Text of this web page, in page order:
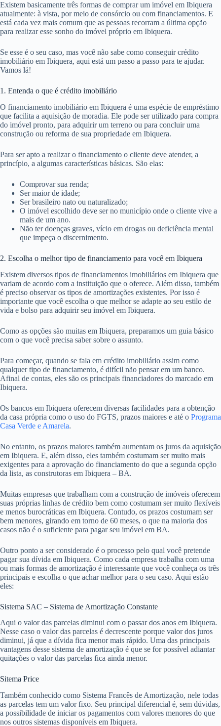
Existem basicamente três formas de comprar um imóvel em Ibiquera
atualmente: à vista, por meio de consórcio ou com financiamentos. E
está cada vez mais comum que as pessoas recorram a última opção
para realizar esse sonho do imóvel próprio em Ibiquera.
Se esse é o seu caso, mas você não sabe como conseguir crédito
imobiliário em Ibiquera, aqui está um passo a passo para te ajudar.
Vamos lá!
1. Entenda o que é crédito imobiliário
O financiamento imobiliário em Ibiquera é uma espécie de empréstimo
que facilita a aquisição de moradia. Ele pode ser utilizado para compra
do imóvel pronto, para adquirir um terreno ou para concluir uma
construção ou reforma de sua propriedade em Ibiquera.
Para ser apto a realizar o financiamento o cliente deve atender, a
princípio, a algumas características básicas. São elas:
Comprovar sua renda;
Ser maior de idade;
Ser brasileiro nato ou naturalizado;
O imóvel escolhido deve ser no município onde o cliente vive a
mais de um ano.
Não ter doenças graves, vício em drogas ou deficiência mental
que impeça o discernimento.
2. Escolha o melhor tipo de financiamento para você em Ibiquera
Existem diversos tipos de financiamentos imobiliários em Ibiquera que
variam de acordo com a instituição que o oferece. Além disso, também
é preciso observar os tipos de amortizações existentes. Por isso é
importante que você escolha o que melhor se adapte ao seu estilo de
vida e bolso para adquirir seu imóvel em Ibiquera.
Como as opções são muitas em Ibiquera, preparamos um guia básico
com o que você precisa saber sobre o assunto.
Para começar, quando se fala em crédito imobiliário assim como
qualquer tipo de financiamento, é difícil não pensar em um banco.
Afinal de contas, eles são os principais financiadores do marcado em
Ibiquera.
Os bancos em Ibiquera oferecem diversas facilidades para a obtenção
da casa própria como o uso do FGTS, prazos maiores e até o Programa
Casa Verde e Amarela.
No entanto, os prazos maiores também aumentam os juros da aquisição
em Ibiquera. E, além disso, eles também costumam ser muito mais
exigentes para a aprovação do financiamento do que a segunda opção
da lista, as construtoras em Ibiquera – BA.
Muitas empresas que trabalham com a construção de imóveis oferecem
suas próprias linhas de crédito bem como costumam ser muito flexíveis
e menos burocráticas em Ibiquera. Contudo, os prazos costumam ser
bem menores, girando em torno de 60 meses, o que na maioria dos
casos não é o suficiente para pagar seu imóvel em BA.
Outro ponto a ser considerado é o processo pelo qual você pretende
pagar sua dívida em Ibiquera. Como cada empresa trabalha com uma
ou mais formas de amortização é interessante que você conheça os três
principais e escolha o que achar melhor para o seu caso. Aqui estão
eles:
Sistema SAC – Sistema de Amortização Constante
Aqui o valor das parcelas diminui com o passar dos anos em Ibiquera.
Nesse caso o valor das parcelas é decrescente porque valor dos juros
diminui, já que a dívida fica menor mais rápido. Uma das principais
vantagens desse sistema de amortização é que se for possível adiantar
quitações o valor das parcelas fica ainda menor.
Sitema Price
Também conhecido como Sistema Francês de Amortização, nele todas
as parcelas tem um valor fixo. Seu principal diferencial é, sem dúvidas,
a possibilidade de iniciar os pagamentos com valores menores do que
nos outros sistemas disponíveis em Ibiquera.